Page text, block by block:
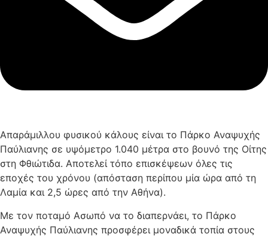
Απαράμιλλου φυσικού κάλους είναι το Πάρκο Αναψυχής
Παύλιανης σε υψόμετρο 1.040 μέτρα στο βουνό της Οίτης
στη Φθιώτιδα. Αποτελεί τόπο επισκέψεων όλες τις
εποχές του χρόνου (απόσταση περίπου μία ώρα από τη
Λαμία και 2,5 ώρες από την Αθήνα).
Με τον ποταμό Ασωπό να το διαπερνάει, το Πάρκο
Αναψυχής Παύλιανης προσφέρει μοναδικά τοπία στους